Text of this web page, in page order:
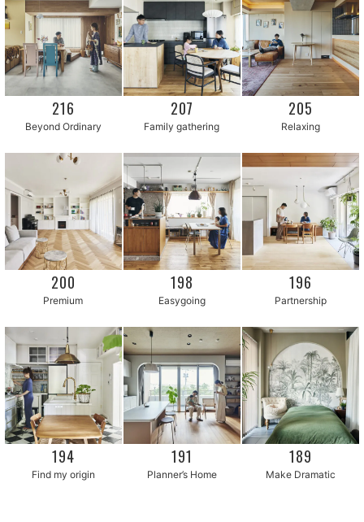
216
Beyond Ordinary
207
Family gathering
205
Relaxing
200
Premium
198
Easygoing
196
Partnership
194
Find my origin
191
Planner’s Home
189
Make Dramatic